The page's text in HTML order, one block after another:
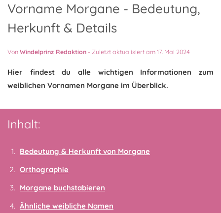
Vorname Morgane - Bedeutung,
Herkunft & Details
VonWindelprinz Redaktion - Zuletzt aktualisiert am 17. Mai 2024
Hier findest du alle wichtigen Informationen zum
weiblichen Vornamen Morgane im Überblick.
Inhalt:
Bedeutung & Herkunft von Morgane
Orthographie
Morgane buchstabieren
Ähnliche weibliche Namen